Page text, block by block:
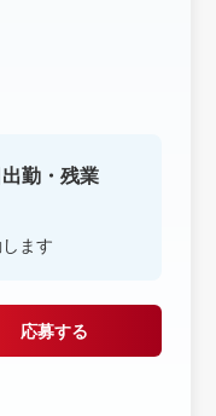
出勤・残業
ます
応募する